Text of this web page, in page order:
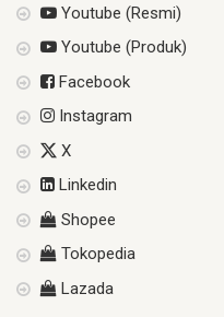
Youtube (Resmi)
Youtube (Produk)
Facebook
Instagram
X
Linkedin
Shopee
Tokopedia
Lazada